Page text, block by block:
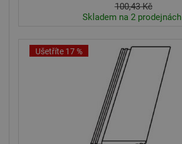
100,43 Kč
Skladem na 2 prodejnách
Ušetříte 17 %